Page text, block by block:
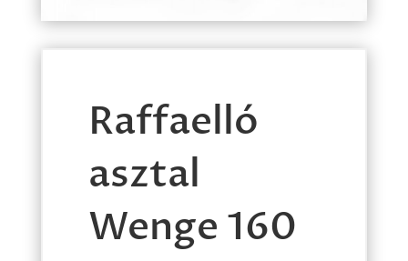
Raffaelló
asztal
Wenge 160